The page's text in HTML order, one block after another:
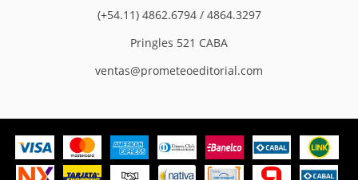
(+54.11) 4862.6794 / 4864.3297
Pringles 521 CABA
ventas@prometeoeditorial.com